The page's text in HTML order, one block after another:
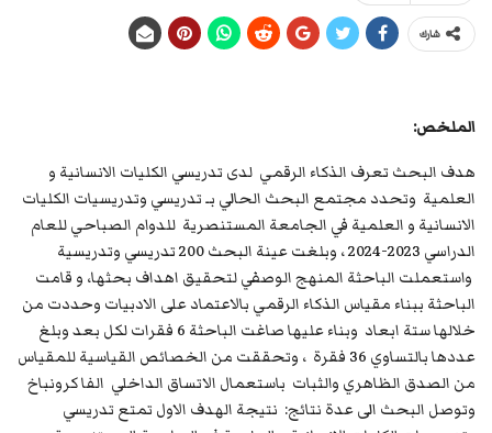
شارك
الملخص:
هدف البحث تعرف الذكاء الرقمي لدى تدريسي الكليات الانسانية و
العلمية وتحدد مجتمع البحث الحالي بـ تدريسي وتدريسيات الكليات
الانسانية و العلمية في الجامعة المستنصرية للدوام الصباحي للعام
الدراسي 2023-2024 ، وبلغت عينة البحث 200 تدريسي وتدريسية
واستعملت الباحثة المنهج الوصفي لتحقيق اهداف بحثها، و قامت
الباحثة ببناء مقياس الذكاء الرقمي بالاعتماد على الادبيات وحددت من
خلالها ستة ابعاد وبناء عليها صاغت الباحثة 6 فقرات لكل بعد وبلغ
عددها بالتساوي 36 فقرة ، وتحققت من الخصائص القياسية للمقياس
من الصدق الظاهري والثبات باستعمال الاتساق الداخلي الفا كرونباخ
وتوصل البحث الى عدة نتائج: نتيجة الهدف الاول تمتع تدريسي